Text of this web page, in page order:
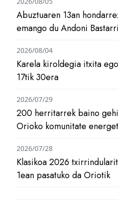
Abuztuaren 13an
emango du Andoni
Karela kiroldegia itxita
17tik 30era
2026/08/04
200 herritarrek baino
Orioko komunitate
2026/07/29
Klasikoa 2026
1ean pasatuko da Oriotik
2026/07/28